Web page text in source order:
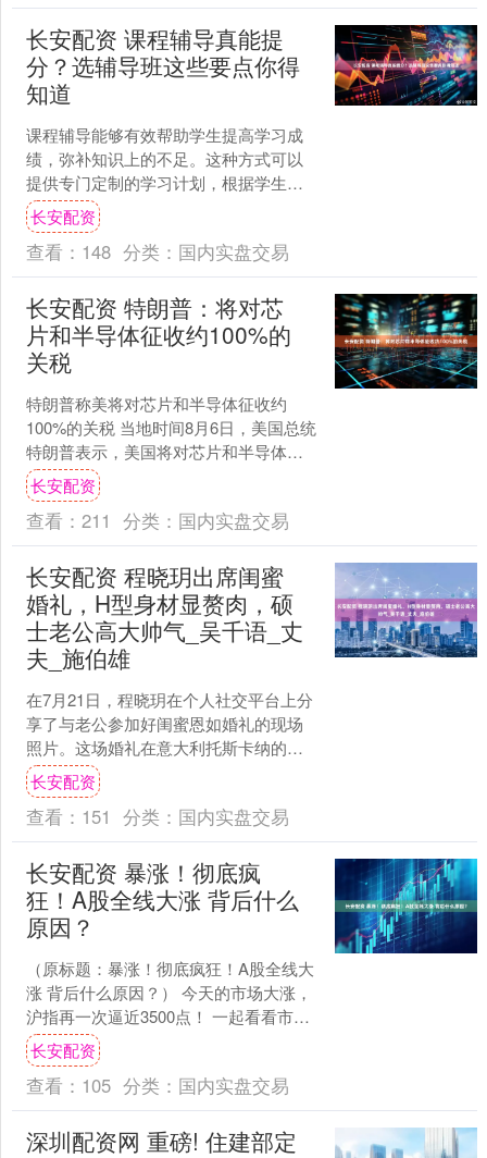
长安配资 课程辅导真能提
分？选辅导班这些要点你得
知道
课程辅导能够有效帮助学生提高学习成
绩，弥补知识上的不足。这种方式可以
提供专门定制的学习计划，根据学生的
实际困难进行重点指导，让学生学习起
来更有效率。接下来，从几....
长安配资
查看： 148 分类： 国内实盘交易
长安配资 特朗普：将对芯
片和半导体征收约100%的
关税
特朗普称美将对芯片和半导体征收约
100%的关税 当地时间8月6日，美国总统
特朗普表示，美国将对芯片和半导体征
收约100%的关税。 特朗普称，如果在美
国制造，将不....
长安配资
查看： 211 分类： 国内实盘交易
长安配资 程晓玥出席闺蜜
婚礼，H型身材显赘肉，硕
士老公高大帅气_吴千语_丈
夫_施伯雄
在7月21日，程晓玥在个人社交平台上分
享了与老公参加好闺蜜恩如婚礼的现场
照片。这场婚礼在意大利托斯卡纳的庄
园举行，氛围浪漫温馨，充满高贵典雅
的气息，真不愧是同圈....
长安配资
查看： 151 分类： 国内实盘交易
长安配资 暴涨！彻底疯
狂！A股全线大涨 背后什么
原因？
（原标题：暴涨！彻底疯狂！A股全线大
涨 背后什么原因？） 今天的市场大涨，
沪指再一次逼近3500点！ 一起看看市场
发生了什么事情。 A股大涨 7月8日，A股
上涨....
长安配资
查看： 105 分类： 国内实盘交易
深圳配资网 重磅! 住建部定